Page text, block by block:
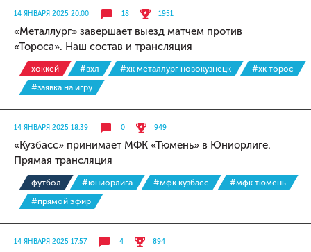
14 ЯНВАРЯ 2025 20:00 18 1951
«Металлург» завершает выезд матчем против
«Тороса». Наш состав и трансляция
хоккей #вхл #хк металлург новокузнецк
#хк торос
#заявка на игру
14 ЯНВАРЯ 2025 18:39 0 949
«Кузбасс» принимает МФК «Тюмень» в Юниорлиге.
Прямая трансляция
футбол #юниорлига #мфк кузбасс
#мфк тюмень
#прямой эфир
14 ЯНВАРЯ 2025 17:57 4 894